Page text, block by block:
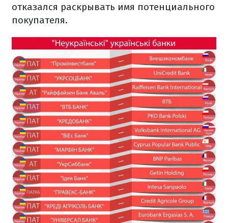
отказался раскрывать имя потенциального
покупателя.